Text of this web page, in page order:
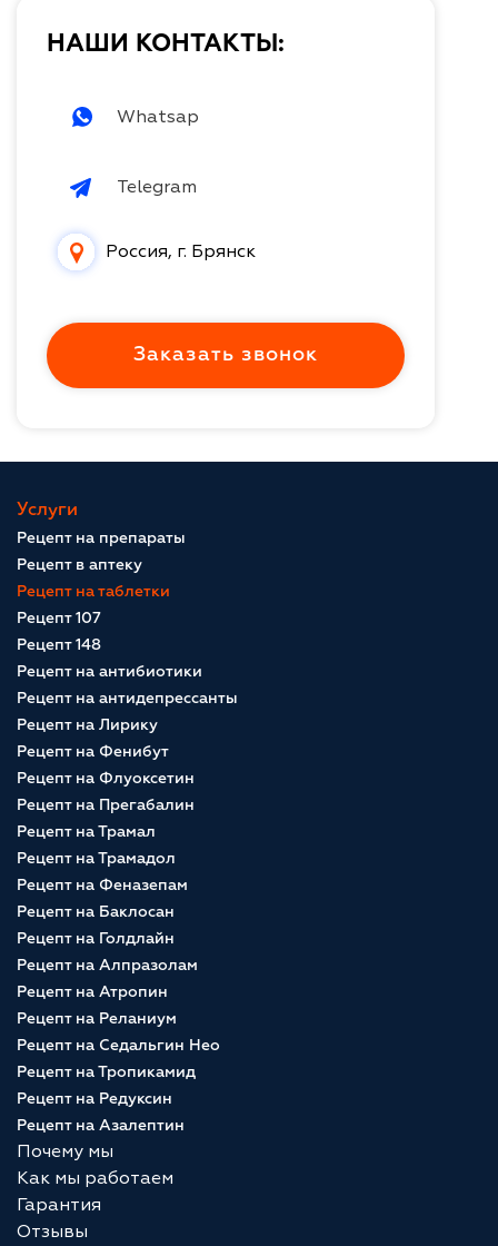
НАШИ КОНТАКТЫ:
Whatsap
Telegram
Россия, г. Брянск
Заказать звонок
Услуги
Рецепт на препараты
Рецепт в аптеку
Рецепт на таблетки
Рецепт 107
Рецепт 148
Рецепт на антибиотики
Рецепт на антидепрессанты
Рецепт на Лирику
Рецепт на Фенибут
Рецепт на Флуоксетин
Рецепт на Прегабалин
Рецепт на Трамал
Рецепт на Трамадол
Рецепт на Феназепам
Рецепт на Баклосан
Рецепт на Голдлайн
Рецепт на Алпразолам
Рецепт на Атропин
Рецепт на Реланиум
Рецепт на Седальгин Нео
Рецепт на Тропикамид
Рецепт на Редуксин
Рецепт на Азалептин
Почему мы
Как мы работаем
Гарантия
Отзывы